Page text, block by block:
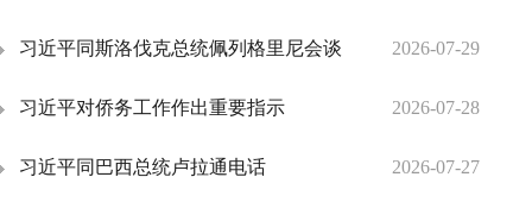
2026-07-29
习近平同斯洛伐克总统佩列格里尼会谈
2026-07-28
习近平对侨务工作作出重要指示
2026-07-27
习近平同巴西总统卢拉通电话